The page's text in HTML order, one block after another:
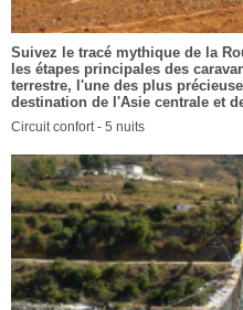
Suivez le tracé mythique de la
les étapes principales des
terrestre, l'une des plus
destination de l'Asie centrale et
Circuit confort - 5 nuits